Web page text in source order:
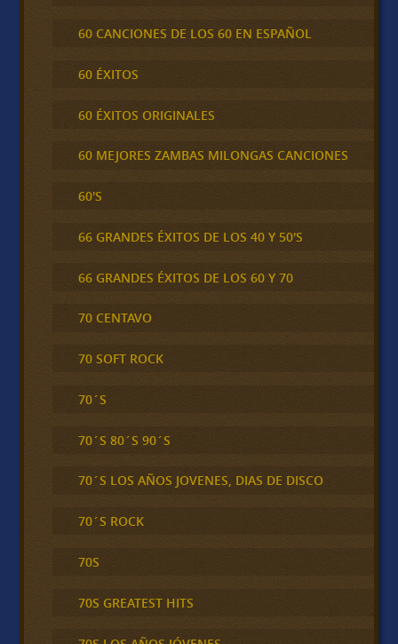
60 CANCIONES DE LOS 60 EN ESPAÑOL
60 ÉXITOS
60 ÉXITOS ORIGINALES
60 MEJORES ZAMBAS MILONGAS CANCIONES
60'S
66 GRANDES ÉXITOS DE LOS 40 Y 50'S
66 GRANDES ÉXITOS DE LOS 60 Y 70
70 CENTAVO
70 SOFT ROCK
70´S
70´S 80´S 90´S
70´S LOS AÑOS JOVENES, DIAS DE DISCO
70´S ROCK
70S
70S GREATEST HITS